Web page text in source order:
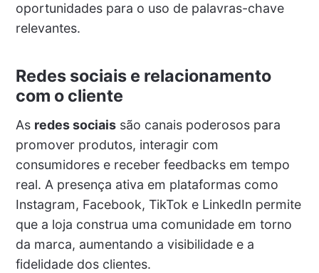
oportunidades para o uso de palavras-chave
relevantes.
Redes sociais e relacionamento
com o cliente
As redes sociaissão canais poderosos para
promover produtos, interagir com
consumidores e receber feedbacks em tempo
real. A presença ativa em plataformas como
Instagram, Facebook, TikTok e LinkedIn permite
que a loja construa uma comunidade em torno
da marca, aumentando a visibilidade e a
fidelidade dos clientes.